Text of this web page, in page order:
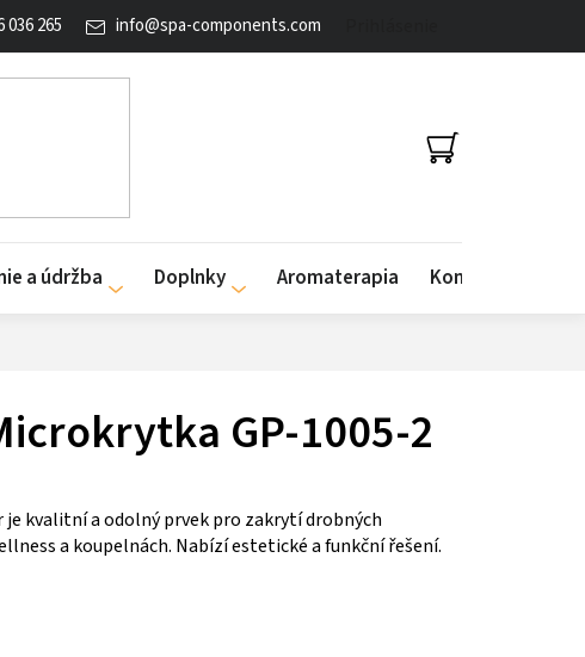
info@spa-components.com
036 265
NÁKUPNÝ
KOŠÍK
a údržba Doplnky Aromaterapia Kontakty
GP-1005-2
kvalitní a odolný prvek pro zakrytí drobných
a koupelnách. Nabízí estetické a funkční řešení.